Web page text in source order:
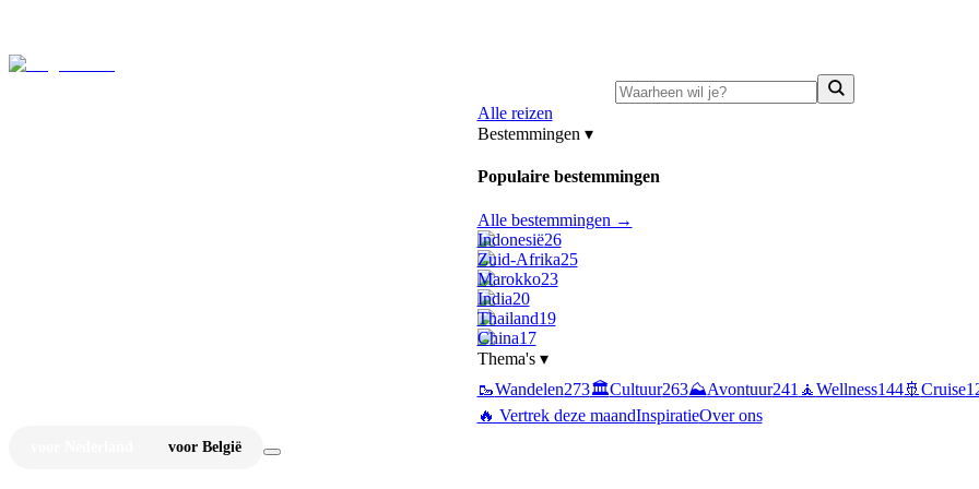
Alle reizen
Bestemmingen ▾
Populaire bestemmingen
Alle bestemmingen →
Indonesië26
Zuid-Afrika25
Marokko23
India20
Thailand19
China17
Thema's ▾
🥾Wandelen273🏛️Cultuur263⛰️Avontuur241 🧘Wellness144🚢 Cruise
🔥 Vertrek deze maandInspiratieOver ons
voor België